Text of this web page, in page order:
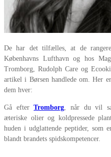
De har det tilfælles, at de
Københavns Lufthavn og hos
Tromborg, Rudolph Care og
artikel i Børsen handlede om. Her
dem hver:
Gå efterTromborg, når du vil
æteriske olier og koldpressede
huden i udglattende peptider, som
blandt brandets spidskompetencer.